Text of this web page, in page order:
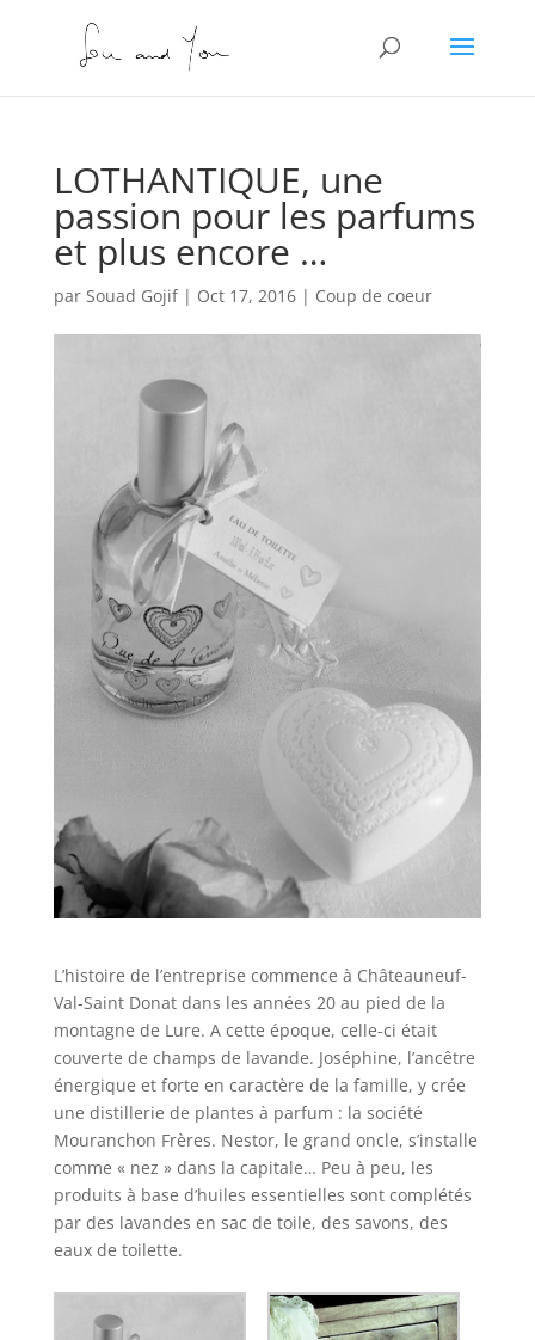
LOTHANTIQUE, une
passion pour les parfums
et plus encore …
par Souad Gojif| Oct 17, 2016| Coup de coeur
L’histoire de l’entreprise commence à Châteauneuf-
Val-Saint Donat dans les années 20 au pied de la
montagne de Lure. A cette époque, celle-ci était
couverte de champs de lavande. Joséphine, l’ancêtre
énergique et forte en caractère de la famille, y crée
une distillerie de plantes à parfum : la société
Mouranchon Frères. Nestor, le grand oncle, s’installe
comme « nez » dans la capitale… Peu à peu, les
produits à base d’huiles essentielles sont complétés
par des lavandes en sac de toile, des savons, des
eaux de toilette.